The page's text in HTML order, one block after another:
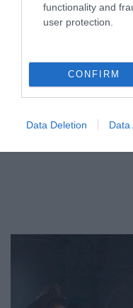
functionality and
user protection.
CONFIRM
Data Deletion Data